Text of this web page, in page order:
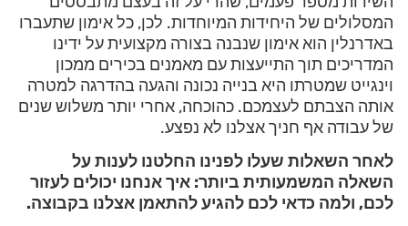
המסלולים של היחידות המיוחדות. לכן, כל אימון שתעברו
באדרנלין הוא אימון שנבנה בצורה מקצועית על ידינו
המדריכים תוך התייעצות עם מאמנים בכירים ממכון
וינגייט שמטרתו היא בנייה נכונה והגעה בהדרגה למטרה
אותה הצבתם לעצמכם. כהוכחה, אחרי יותר משלוש שנים
של עבודה אף חניך אצלנו לא נפצע.
לאחר השאלות שעלו לפנינו החלטנו לענות על
השאלה המשמעותית ביותר: איך אנחנו יכולים לעזור
לכם, ולמה כדאי לכם להגיע להתאמן אצלנו בקבוצה.